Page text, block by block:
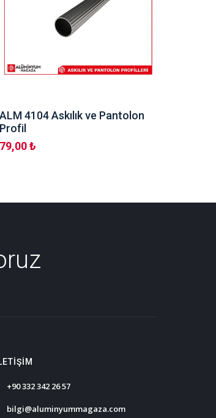
ALM 4104 Askılık ve Pantolon
Profil
79,00 ₺
+90 332 342 26 57
bilgi@aluminyummagaza.com